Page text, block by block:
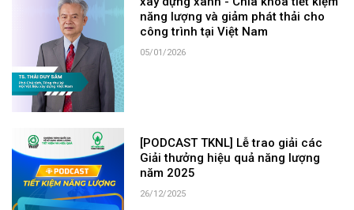
năng lượng và giảm phát thải cho
công trình tại Việt Nam
05/01/2026
[PODCAST TKNL] Lễ trao giải các
Giải thưởng hiệu quả năng lượng
năm 2025
26/12/2025